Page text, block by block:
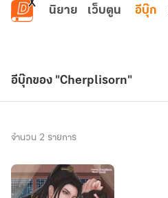
ข้ามไปยังเนื้อหาหลัก
นิยาย เว็บตูน อีบุ๊ก
อีบุ๊กของ "Cherplisorn"
จำนวน 2 รายการ